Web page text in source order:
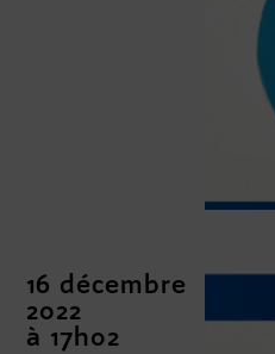
16 décembre
2022
à 17h02